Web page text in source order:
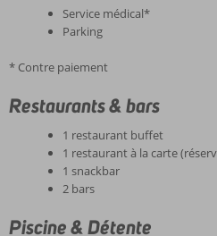
Service médical*
Parking
* Contre paiement
Restaurants & bars
1 restaurant buffet
1 restaurant à la carte
1 snackbar
2 bars
Piscine & Détente